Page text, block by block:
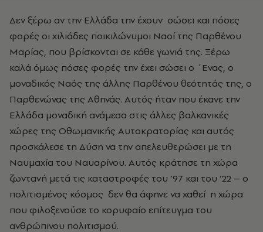
Δεν ξέρω αν την Ελλάδα την έχουν σώσει και πόσες
φορές οι χιλιάδες ποικιλώνυμοι Ναοί της Παρθένου
Μαρίας, που βρίσκονται σε κάθε γωνιά της. Ξέρω
καλά όμως πόσες φορές την έχει σώσει ο ΄Ενας, ο
μοναδικός Ναός της άλλης Παρθένου θεότητάς της, ο
Παρθενώνας της Αθηνάς. Αυτός ήταν που έκανε την
Ελλάδα μοναδική ανάμεσα στις άλλες βαλκανικές
χώρες της Οθωμανικής Αυτοκρατορίας και αυτός
προσκάλεσε τη Δύση να την απελευθερώσει με τη
Ναυμαχία του Ναυαρίνου. Αυτός κράτησε τη χώρα
ζωντανή μετά τις καταστροφές του ’97 και του ’22 – ο
πολιτισμένος κόσμος δεν θα άφηνε να χαθεί η χώρα
που φιλοξενούσε το κορυφαίο επίτευγμα του
ανθρώπινου πολιτισμού.